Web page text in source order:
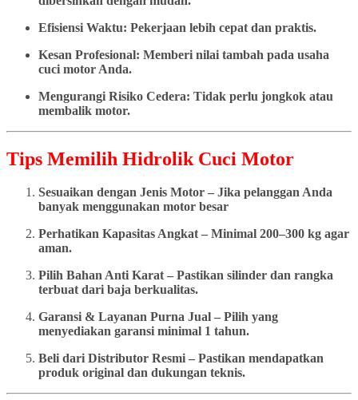
Efisiensi Waktu: Pekerjaan lebih cepat dan praktis.
Kesan Profesional: Memberi nilai tambah pada usaha
cuci motor Anda.
Mengurangi Risiko Cedera: Tidak perlu jongkok atau
membalik motor.
Tips Memilih Hidrolik Cuci Motor
Sesuaikan dengan Jenis Motor – Jika pelanggan Anda
banyak menggunakan motor besar
Perhatikan Kapasitas Angkat – Minimal 200–300 kg agar
aman.
Pilih Bahan Anti Karat – Pastikan silinder dan rangka
terbuat dari baja berkualitas.
Garansi & Layanan Purna Jual – Pilih yang
menyediakan garansi minimal 1 tahun.
Beli dari Distributor Resmi – Pastikan mendapatkan
produk original dan dukungan teknis.